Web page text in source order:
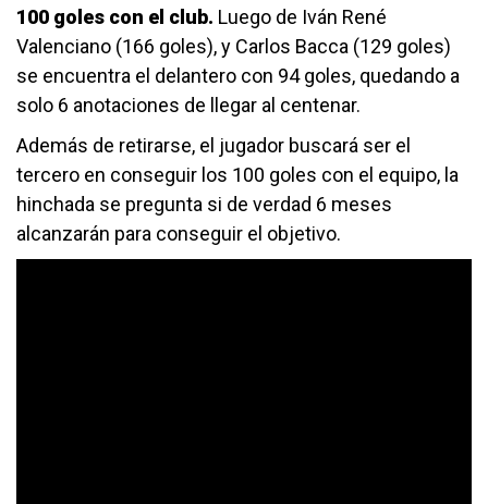
100 goles con el club. Luego de Iván René
Valenciano (166 goles), y Carlos Bacca (129 goles)
se encuentra el delantero con 94 goles, quedando a
solo 6 anotaciones de llegar al centenar.
Además de retirarse, el jugador buscará ser el
tercero en conseguir los 100 goles con el equipo, la
hinchada se pregunta si de verdad 6 meses
alcanzarán para conseguir el objetivo.